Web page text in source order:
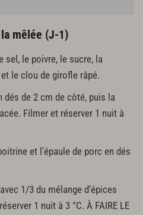
mêlée (J-1)
sel, le poivre, le sucre, la
le clou de girofle râpé.
dés de 2 cm de côté, puis la
Filmer et réserver 1 nuit à
et l’épaule de porc en dés
1/3 du mélange d’épices
1 nuit à 3 °C. À FAIRE LE